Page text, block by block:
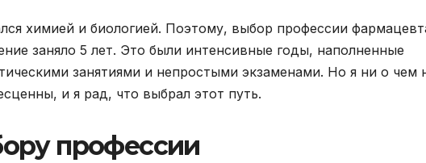
химией и биологией. Поэтому, выбор профессии
заняло 5 лет. Это были интенсивные годы, наполненные
занятиями и непростыми экзаменами. Но я ни о чем
и я рад, что выбрал этот путь.
профессии